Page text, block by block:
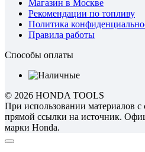
Магазин в Москве
Рекомендации по топливу
Политика
Правила работы
Способы оплаты
© 2026 HONDA TOOLS
При использовании материалов с
прямой ссылки на источник.
марки Honda.